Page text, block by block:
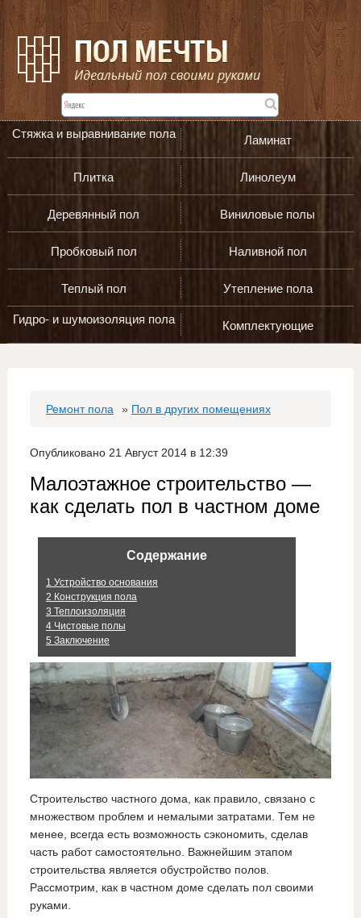
Стяжка и выравнивание пола Ламинат
Плитка Линолеум
Деревянный пол Виниловые полы
Пробковый пол Наливной пол
Теплый пол Утепление пола
Гидро- и шумоизоляция пола Комплектующие
Ремонт пола » Пол в других помещениях
Опубликовано 21 Август 2014 в 12:39
Малоэтажное строительство —
как сделать пол в частном доме
Содержание
1 Устройство основания
2 Конструкция пола
3 Теплоизоляция
4Чистовые полы
5 Заключение
Строительство частного дома, как правило, связано с
множеством проблем и немалыми затратами. Тем не
менее, всегда есть возможность сэкономить, сделав
часть работ самостоятельно. Важнейшим этапом
строительства является обустройство полов.
Рассмотрим, как в частном доме сделать пол своими
руками.